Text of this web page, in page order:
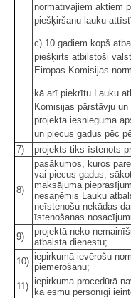
normatīvajiem aktiem
piešķiršanu lauku
c) 10 gadiem kopš
piešķirts atbilstoši
Eiropas Komisijas
kā arī piekrītu Lauku
Komisijas pārstāvju
projekta iesnieguma
un piecus gadus pēc
7)
projekts tiks īstenots
8)
pasākumos, kuros
vai piecus gadus,
maksājuma
nesaņēmis Lauku
neīstenošu nekādas
īstenošanas
9)
projektā neko
atbalsta dienestu;
10) iepirkumā ievērošu
piemērošanu;
11) iepirkuma procedūrā
ka esmu personīgi